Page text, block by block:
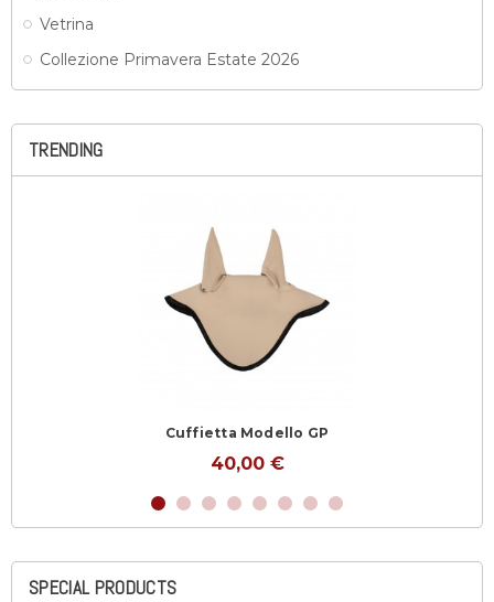
Vetrina
Collezione Primavera Estate 2026
TRENDING
Cuffietta Modello GP
40,00 €
SPECIAL PRODUCTS